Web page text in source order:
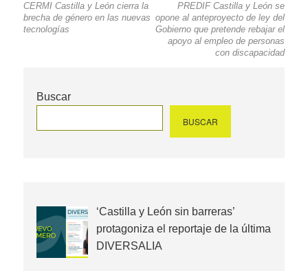
de
entradas
anterior
CERMI Castilla y León cierra la
brecha de género en las nuevas
tecnologías
PREDIF Castilla y León se
opone al anteproyecto de ley del
Gobierno que pretende rebajar el
apoyo al empleo de personas
con discapacidad
Buscar
BUSCAR
‘Castilla y León sin barreras’
protagoniza el reportaje de la última
DIVERSALIA